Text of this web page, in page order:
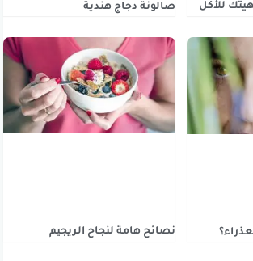
للأكل صالونة دجاج هندية
نصائح هامة لنجاح الريجيم